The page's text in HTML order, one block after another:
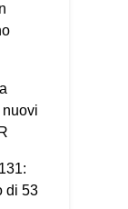
di 53